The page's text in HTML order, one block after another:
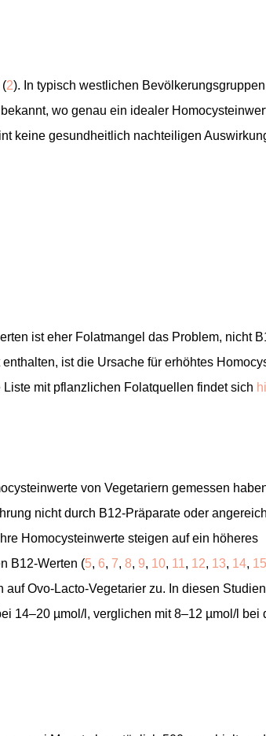
2). In typisch westlichen Bevölkerungsgruppen
wo genau ein idealer
keine gesundheitlich nachteiligen
ist eher Folatmangel das Problem, nicht
ist die Ursache für erhöhtes
mit pflanzlichen Folatquellen findet sich
von Vegetariern gemessen
nicht durch B12-Präparate oder
Homocysteinwerte steigen auf ein höheres
B12-Werten (5, 6, 7, 8, 9, 10, 11, 12, 13, 14, 15
Ovo-Lacto-Vegetarier zu. In diesen Studien
14–20 µmol/l, verglichen mit 8–12 µmol/l bei